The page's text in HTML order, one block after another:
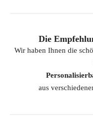
Die
Wir haben Ihnen die
aus